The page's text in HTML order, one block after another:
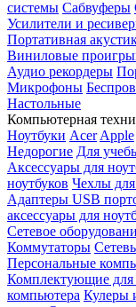
системы Сабвуферы
Усилители и
Портативная
Виниловые
Аудио рекордеры
Микрофоны
Настольные
Компьютерная
Ноутбуки Acer Apple
Недорогие Для
Аксессуары для
ноутбуков Чехлы для
Адаптеры USB
аксессуары для
Сетевое
Коммутаторы
Персональные
Комплектующие для
компьютера Кулеры